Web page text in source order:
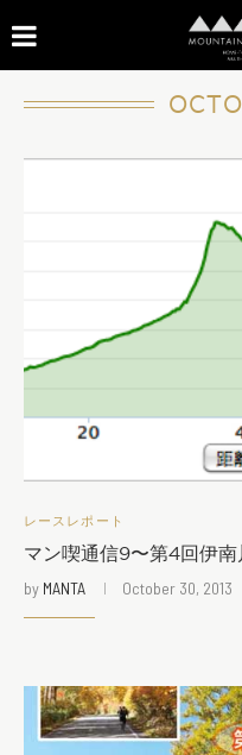
レースレポート
マン喫通信9〜第4回伊
by MANTA October 30, 2013